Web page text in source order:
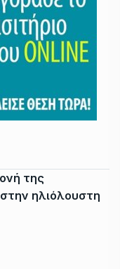
της
ηλιόλουστη